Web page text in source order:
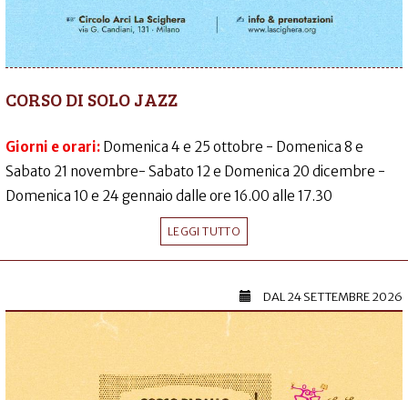
CORSO DI SOLO JAZZ
Giorni e orari: Domenica 4 e 25 ottobre - Domenica 8 e
Sabato 21 novembre- Sabato 12 e Domenica 20 dicembre -
Domenica 10 e 24 gennaio dalle ore 16.00 alle 17.30
LEGGI TUTTO
DAL24 SETTEMBRE 2026